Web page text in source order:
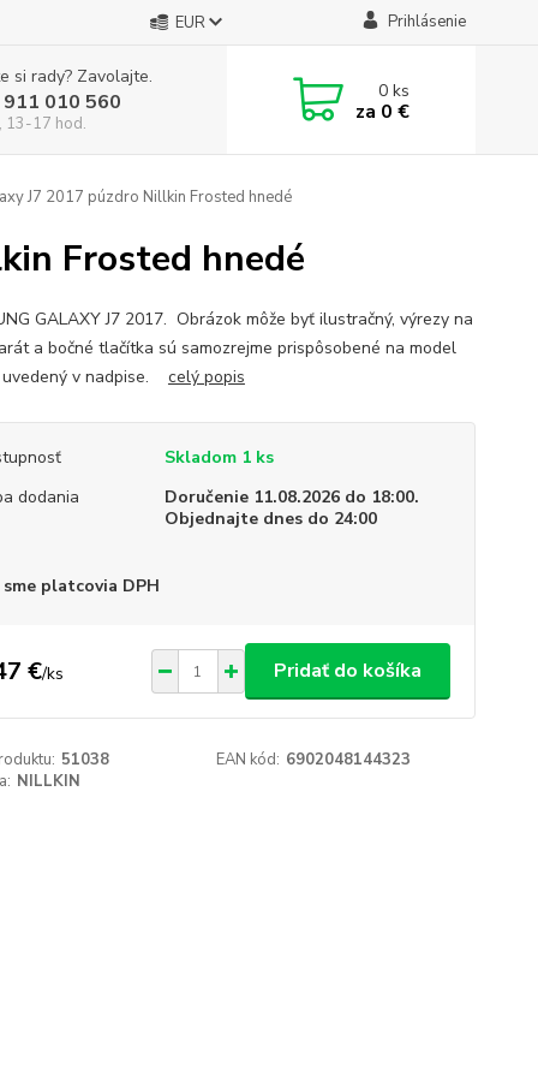
EUR Prihlásenie
si rady? Zavolajte.
010 560
13-17 hod.
0ks
za 0 €
J7 2017 púzdro Nillkin Frosted hnedé
Frosted hnedé
GALAXY J7 2017. Obrázok môže byť ilustračný, výrezy na
a bočné tlačítka sú samozrejme prispôsobené na model
v nadpise. celý popis
Skladom 1 ks
dodania
Doručenie 11.08.2026 do 18:00.
Objednajte dnes do 24:00
sme platcovia DPH
€/ks Pridať do košíka
51038 EAN kód: 6902048144323
NILLKIN